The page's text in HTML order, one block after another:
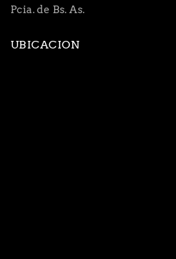
Pcia. de Bs. As.
UBICACION